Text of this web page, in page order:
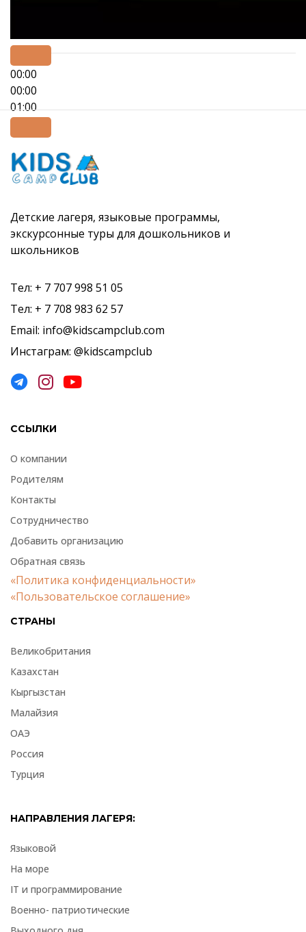
00:00
00:00
01:00
Детские лагеря, языковые программы,
экскурсонные туры для дошкольников и
школьников
Тел: + 7 707 998 51 05
Тел: + 7 708 983 62 57
Email: info@kidscampclub.com
Инстаграм: @kidscampclub
ССЫЛКИ
О компании
Родителям
Контакты
Сотрудничество
Добавить организацию
Обратная связь
«Политика конфиденциальности»
«Пользовательское соглашение»
СТРАНЫ
Великобритания
Казахстан
Кыргызстан
Малайзия
ОАЭ
Россия
Турция
НАПРАВЛЕНИЯ ЛАГЕРЯ:
Языковой
На море
IT и программирование
Военно- патриотические